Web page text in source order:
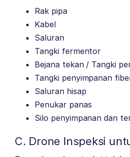
Rak pipa
Kabel
Saluran
Tangki fermentor
Bejana tekan / Tangki
Tangki penyimpanan
Saluran hisap
Penukar panas
Silo penyimpanan dan
C. Drone Inspeksi